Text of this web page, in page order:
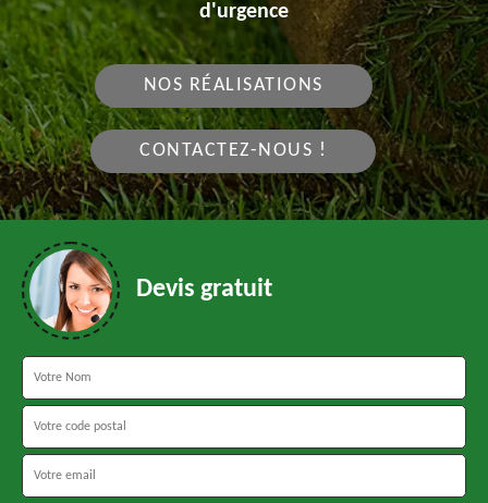
d'urgence
NOS RÉALISATIONS
CONTACTEZ-NOUS !
Devis gratuit